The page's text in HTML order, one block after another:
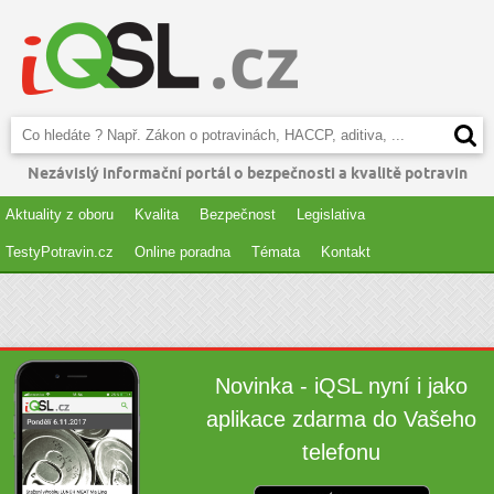
Nezávislý informační portál o bezpečnosti a kvalitě potravin
Aktuality z oboru Kvalita Bezpečnost Legislativa
TestyPotravin.cz Online poradna Témata Kontakt
Novinka - iQSL nyní i jako
aplikace zdarma do Vašeho
telefonu